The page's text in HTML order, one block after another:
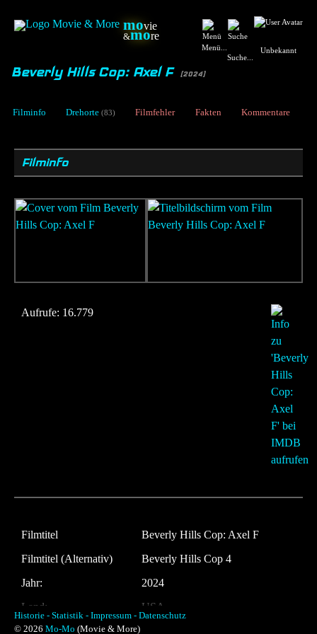
movie
&more
Menü...
Suche...
Unbekannt
Beverly Hills Cop: Axel F [2024]
Filminfo Drehorte (83) Filmfehler Fakten Kommentare
Filminfo
Aufrufe: 16.779
Filmtitel
Beverly Hills Cop: Axel F
Filmtitel (Alternativ)
Beverly Hills Cop 4
Jahr:
2024
Land:
USA
Laufzeit:
Historie - Statistik - Impressum - Datenschutz
© 2026 Mo-Mo (Movie & More)